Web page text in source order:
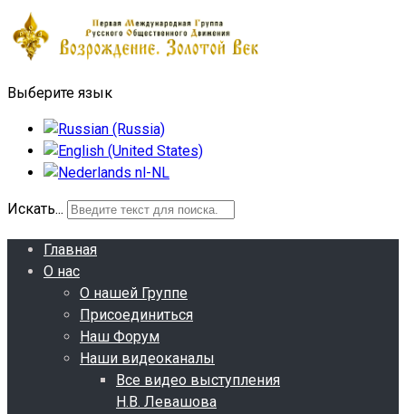
Выберите язык
Искать...
Главная
О нас
О нашей Группе
Присоединиться
Наш Форум
Наши видеоканалы
Все видео выступления
Н.В. Левашова